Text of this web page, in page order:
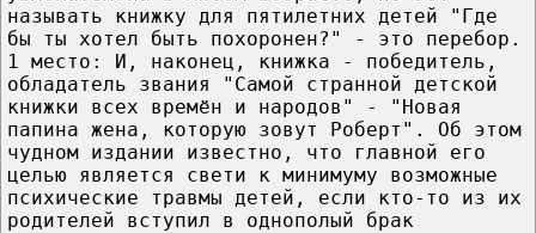
называть книжку для пятилетних детей "Где
бы ты хотел быть похоронен?" - это перебор.
1 место: И, наконец, книжка - победитель,
обладатель звания "Самой странной детской
книжки всех времён и народов" - "Новая
папина жена, которую зовут Роберт". Об этом
чудном издании известно, что главной его
целью является свети к минимуму возможные
психические травмы детей, если кто-то из их
родителей вступил в однополый брак